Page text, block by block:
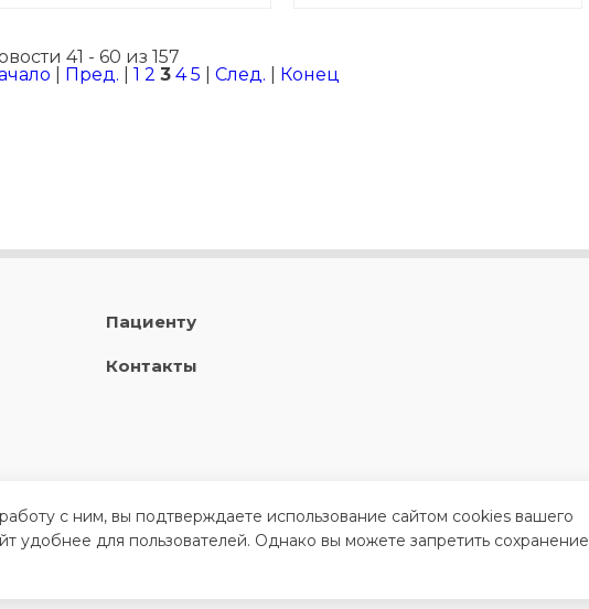
41 - 60 из 157
Пред. 1 2 3 4 5 След. Конец
Пациенту
Контакты
с ним, вы подтверждаете использование сайтом cookies вашего
удобнее для пользователей. Однако вы можете запретить сохранение